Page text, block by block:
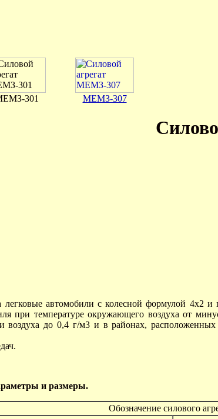
301 МЕМЗ-307
автомобили с колесной формулой
при температуре окружающего воздуха от
воздуха до 0,4 г/м3 и в районах,
и размеры.
Обозначение силового